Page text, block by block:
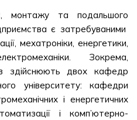
монтажу та подальшого
є затребуваними
мехатроніки, енергетики,
Зокрема,
здійснюють двох кафедр
університету: кафедри
і енергетичних
і комп’ютерно-